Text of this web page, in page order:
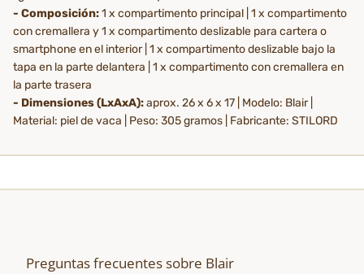
- Composición:1 x compartimento principal | 1 x compartimento
con cremallera y 1 x compartimento deslizable para cartera o
smartphone en el interior | 1 x compartimento deslizable bajo la
tapa en la parte delantera | 1 x compartimento con cremallera en
la parte trasera
- Dimensiones (LxAxA):aprox. 26 x 6 x 17 | Modelo: Blair |
Material: piel de vaca | Peso: 305 gramos | Fabricante: STILORD
Preguntas frecuentes sobre Blair